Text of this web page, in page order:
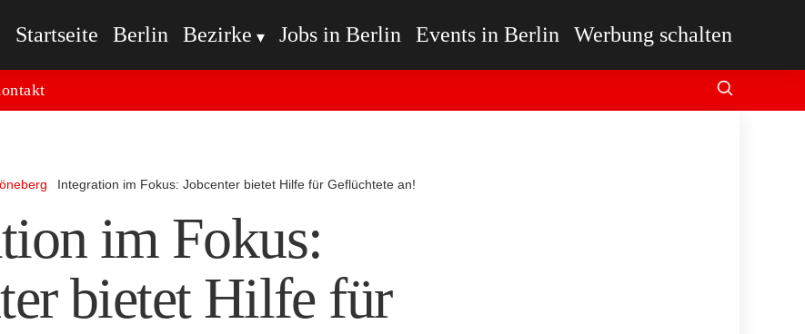
Startseite Berlin Bezirke Jobs in Berlin Events in Berlin Werbung schalten
Integration im Fokus: Jobcenter bietet Hilfe für Geflüchtete an!
im Fokus:
bietet Hilfe für